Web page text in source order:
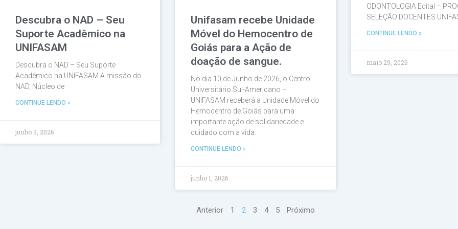
Descubra o NAD – Seu
Suporte Acadêmico na
UNIFASAM
Descubra o NAD – Seu Suporte
Acadêmico na UNIFASAM A missão do
NAD, Núcleo de
CONTINUE LENDO »
junho 3, 2026
Unifasam recebe Unidade
Móvel do Hemocentro de
Goiás para a Ação de
doação de sangue.
No dia 10 de Junho de 2026, o Centro
Universitário Sul-Americano –
UNIFASAM receberá a Unidade Móvel do
Hemocentro de Goiás para uma
importante ação de solidariedade e
cuidado com a vida.
CONTINUE LENDO »
junho 1, 2026
ODONTOLOGIA Edital –
SELEÇÃO DOCENTES
CONTINUE LENDO »
maio 29, 2026
Anterior 1 2 3 4 5 Próximo